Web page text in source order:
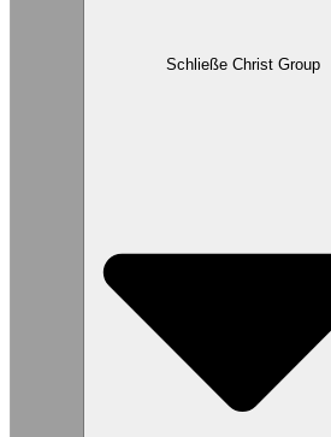
Schließe Christ Group